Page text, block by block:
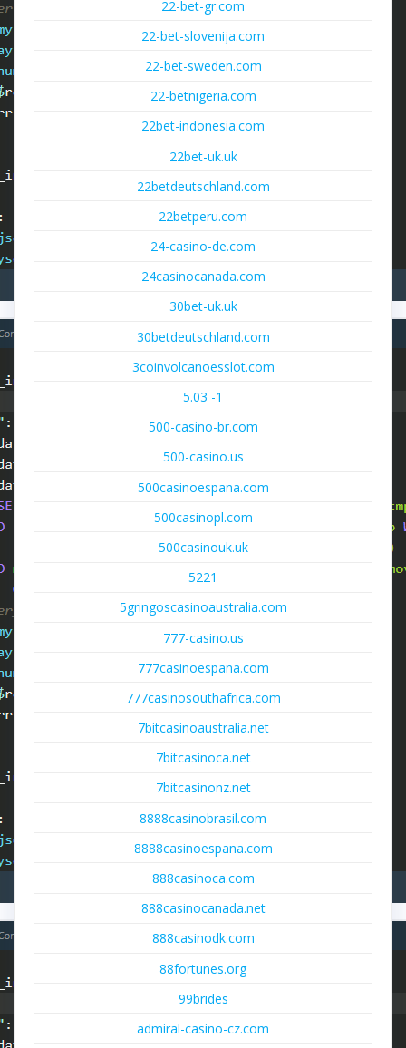
22-bet-gr.com
22-bet-slovenija.com
22-bet-sweden.com
22-betnigeria.com
22bet-indonesia.com
22bet-uk.uk
22betdeutschland.com
22betperu.com
24-casino-de.com
24casinocanada.com
30bet-uk.uk
30betdeutschland.com
3coinvolcanoesslot.com
5.03 -1
500-casino-br.com
500-casino.us
500casinoespana.com
500casinopl.com
500casinouk.uk
5221
5gringoscasinoaustralia.com
777-casino.us
777casinoespana.com
777casinosouthafrica.com
7bitcasinoaustralia.net
7bitcasinoca.net
7bitcasinonz.net
8888casinobrasil.com
8888casinoespana.com
888casinoca.com
888casinocanada.net
888casinodk.com
88fortunes.org
99brides
admiral-casino-cz.com